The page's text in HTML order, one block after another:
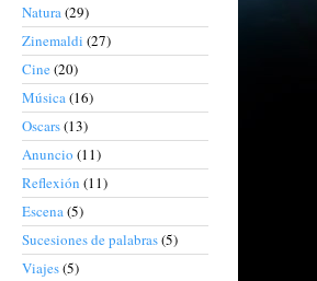
Natura(29)
Zinemaldi (27)
Cine(20)
Música(16)
Oscars(13)
Anuncio (11)
Reflexión (11)
Escena(5)
Sucesiones de palabras(5)
Viajes(5)